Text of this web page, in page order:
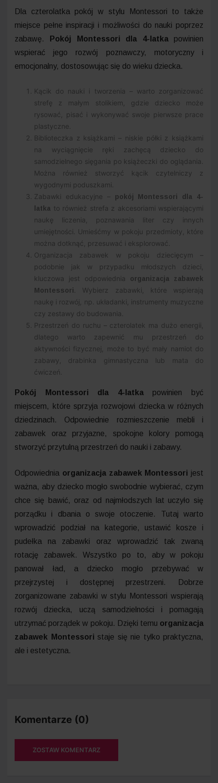
Dla czterolatka pokój w stylu Montessori to także
miejsce pełne inspiracji i możliwości do nauki poprzez
zabawę.
Pokój Montessori dla 4-latkapowinien
wspierać jego rozwój poznawczy, motoryczny i
emocjonalny, dostosowując się do wieku dziecka.
Kącik do nauki i tworzenia – warto zorganizować
strefę z małym stolikiem, gdzie dziecko może
rysować, pisać i wykonywać swoje pierwsze prace
plastyczne.
Biblioteczka z książkami – niskie półki z książkami
na wyciągnięcie ręki zachęcą dziecko do
samodzielnego sięgania po książeczki do oglądania.
Można również stworzyć kącik czytelniczy z
wygodnymi poduszkami.
Zabawki edukacyjne –
pokój Montessori dla 4-
latka to również strefa z akcesoriami wspierającymi
naukę liczenia, poznawania liter czy innych
umiejętności. Umieśćmy w pokoju przedmioty, które
można dotknąć, przesuwać i eksplorować.
Organizacja zabawek w pokoju dziecięcym –
podobnie jak w przypadku młodszych dzieci,
kluczowa jest odpowiednia
organizacja zabawek
Montessori . Wybierz zabawki, które wspierają
naukę i rozwój, np. układanki, instrumenty muzyczne
czy zestawy do budowania.
Przestrzeń do ruchu – czterolatek ma dużo energii,
dlatego warto zapewnić mu przestrzeń do
aktywności fizycznej, może to być mały namiot do
zabawy, drabinka gimnastyczna lub mata do
ćwiczeń.
Pokój Montessori dla 4-latkapowinien być
miejscem, które sprzyja rozwojowi dziecka w różnych
dziedzinach. Odpowiednie rozmieszczenie mebli i
zabawek oraz przyjazne, spokojne kolory pomogą
stworzyć przytulną przestrzeń do nauki i zabawy.
Odpowiednia organizacja zabawek Montessori jest
ważna, aby dziecko mogło swobodnie wybierać, czym
chce się bawić, oraz od najmłodszych lat uczyło się
porządku i dbania o swoje otoczenie. Tutaj warto
wprowadzić podział na kategorie, ustawić kosze i
pudełka na zabawki oraz wprowadzić tak zwaną
rotację zabawek. Wszystko po to, aby w pokoju
panował ład, a dziecko mogło przebywać w
przejrzystej i dostępnej przestrzeni. Dobrze
zorganizowane zabawki w stylu Montessori wspierają
rozwój dziecka, uczą samodzielności i pomagają
utrzymać porządek w pokoju. Dzięki temu organizacja
zabawek Montessori staje się nie tylko praktyczna,
ale i estetyczna.
Komentarze (0)
ZOSTAW KOMENTARZ